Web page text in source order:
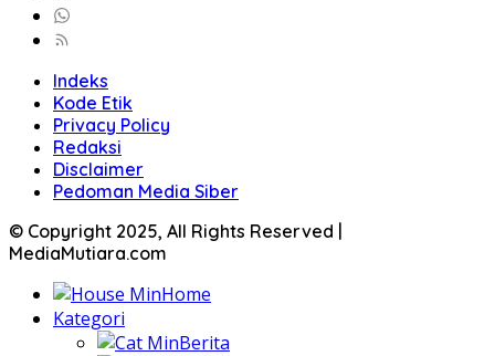
Indeks
Kode Etik
Privacy Policy
Redaksi
Disclaimer
Pedoman Media Siber
© Copyright 2025, All Rights Reserved |
MediaMutiara.com
Home
Kategori
Berita